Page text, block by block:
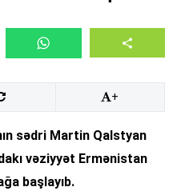
+
sədri Martin Qalstyan
vəziyyət Ermənistan
başlayıb.